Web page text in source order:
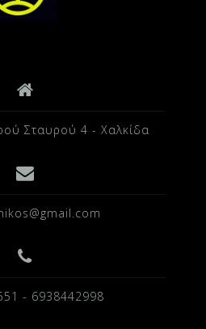
Σταυρού 4 - Χαλκίδα
- 6938442998